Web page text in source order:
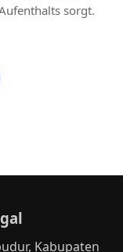
sorgt.
Kabupaten